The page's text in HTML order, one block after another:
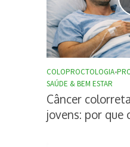
COLOPROCTOLOGIA•
SAÚDE & BEM ESTAR
Câncer
jovens: por que